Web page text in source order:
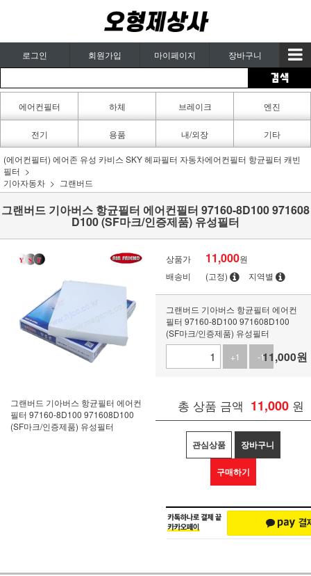
로그인 회원가입 마이페이지 장바구니
에어컨필터
카페인트
하체 브레이크 엔진
전기 용품 내/외장 기타
(에어컨필터) 에어존 유성 카비스 SKY 헤파필터 자동차에어컨필터 항균필터 캐빈
필터
기아자동차
그랜버드
그랜버드 기아버스 항균필터 에어컨필터 97160-8D100 971608
D100 (SF마크/인증제품) 유성필터
그랜버드 기아버스 항균필터 에어컨
필터 97160-8D100 971608D100
(SF마크/인증제품) 유성필터
상품가 11,000원
배송비
(고정) 지역별
그랜버드 기아버스 항균필터 에어컨
필터 97160-8D100 971608D100
(SF마크/인증제품) 유성필터
+1
-111,000원
총 상품 금액 11,000 원
관심상품 장바구니
구매하기